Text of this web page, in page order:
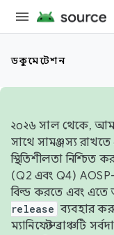
ডকুমেন্টেশন
২০২৬ সাল থেকে,
সাথে সামঞ্জস্য রাখতে
স্থিতিশীলতা নিশ্চিত
(Q2 এবং Q4)
বিল্ড করতে এবং এতে
release ব্যবহার
ম্যানিফেস্ট ব্রাঞ্চটি